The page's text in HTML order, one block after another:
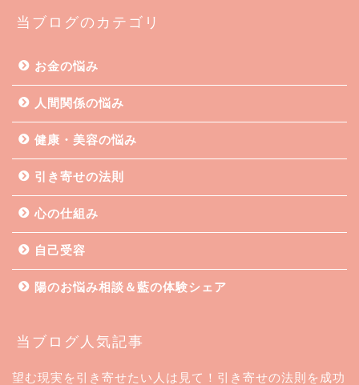
当ブログのカテゴリ
お金の悩み
人間関係の悩み
健康・美容の悩み
引き寄せの法則
心の仕組み
自己受容
陽のお悩み相談＆藍の体験シェア
当ブログ人気記事
望む現実を引き寄せたい人は見て！引き寄せの法則を成功